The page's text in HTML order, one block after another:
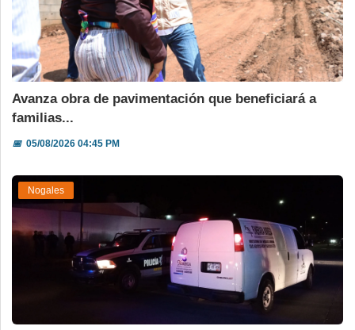
Avanza obra de pavimentación que beneficiará a
familias...
📅05/08/2026 04:45 PM
Nogales